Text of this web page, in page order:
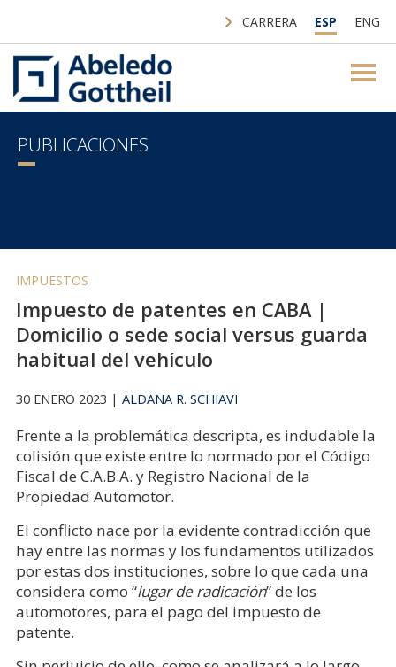
CARRERA ESP ENG
PUBLICACIONES
IMPUESTOS
Impuesto de patentes en CABA |
Domicilio o sede social versus guarda
habitual del vehículo
30 ENERO 2023 | ALDANA R. SCHIAVI
Frente a la problemática descripta, es indudable la
colisión que existe entre lo normado por el Código
Fiscal de C.A.B.A. y Registro Nacional de la
Propiedad Automotor.
El conflicto nace por la evidente contradicción que
hay entre las normas y los fundamentos utilizados
por estas dos instituciones, sobre lo que cada una
considera como “lugar de radicación” de los
automotores, para el pago del impuesto de
patente.